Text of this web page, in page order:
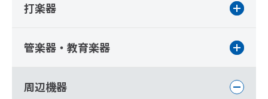
打楽器
管楽器・教育楽器
周辺機器